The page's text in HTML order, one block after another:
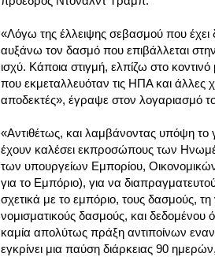
«Λόγω της έλλειψης σεβασμού που έχει
αυξάνω τον δασμό που επιβάλλεται
ισχύ. Κάποια στιγμή, ελπίζω στο
που εκμεταλλευόταν τις ΗΠΑ και άλλες
αποδεκτές», έγραψε στον λογαριασμό
«Αντιθέτως, και λαμβάνοντας υπόψη το
έχουν καλέσει εκπροσώπους των
των υπουργείων Εμπορίου,
για το Εμπόριο), για να
σχετικά με το εμπόριο, τους δασμούς,
νομισματικούς δασμούς, και δεδομένου
καμία απολύτως πράξη αντιποίνων
εγκρίνει μια παύση διάρκειας 90